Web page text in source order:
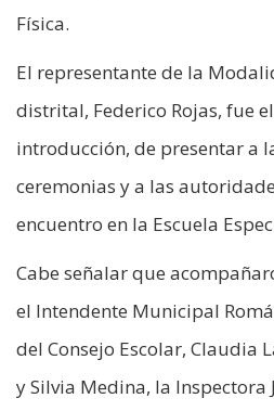
Física.
El representante de la
distrital, Federico Rojas, fue
introducción, de presentar a
ceremonias y a las
encuentro en la Escuela
Cabe señalar que
el Intendente Municipal
del Consejo Escolar, Claudia
y Silvia Medina, la Inspectora